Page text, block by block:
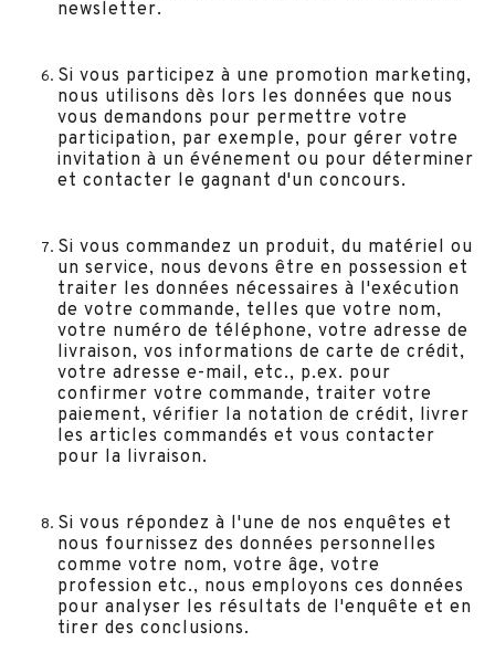
newsletter.
Si vous participez à une promotion marketing,
nous utilisons dès lors les données que nous
vous demandons pour permettre votre
participation, par exemple, pour gérer votre
invitation à un événement ou pour déterminer
et contacter le gagnant d'un concours.
Si vous commandez un produit, du matériel ou
un service, nous devons être en possession et
traiter les données nécessaires à l'exécution
de votre commande, telles que votre nom,
votre numéro de téléphone, votre adresse de
livraison, vos informations de carte de crédit,
votre adresse e-mail, etc., p.ex. pour
confirmer votre commande, traiter votre
paiement, vérifier la notation de crédit, livrer
les articles commandés et vous contacter
pour la livraison.
Si vous répondez à l'une de nos enquêtes et
nous fournissez des données personnelles
comme votre nom, votre âge, votre
profession etc., nous employons ces données
pour analyser les résultats de l'enquête et en
tirer des conclusions.